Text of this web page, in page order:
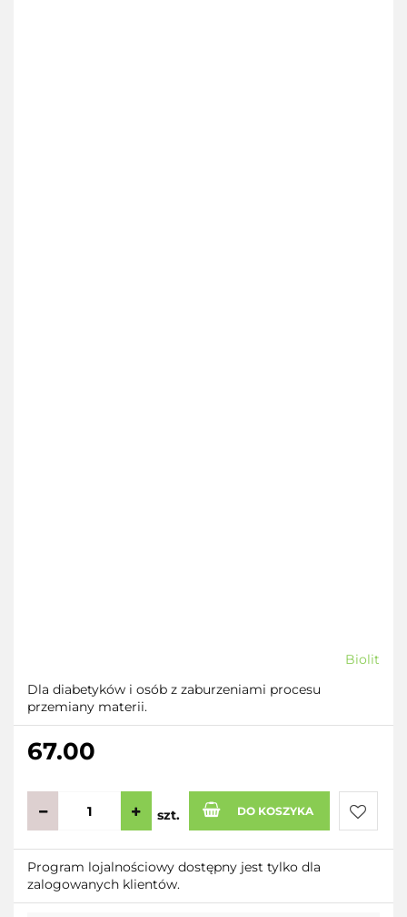
Biolit
Dla diabetyków i osób z zaburzeniami procesu
przemiany materii.
67.00
szt. DO KOSZYKA
Do
Program lojalnościowy dostępny jest tylko dla
zalogowanych klientów.